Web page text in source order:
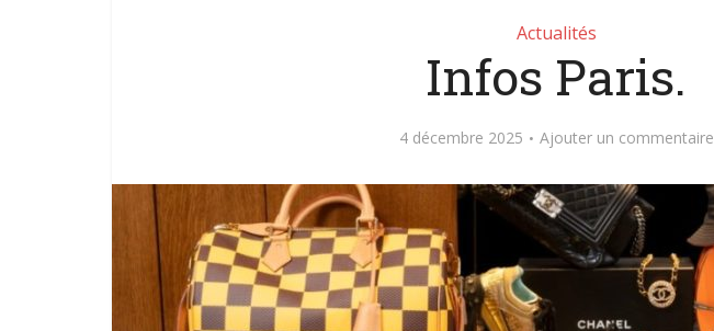
Actualités
Infos Paris.
4 décembre 2025 Ajouter un commentaire